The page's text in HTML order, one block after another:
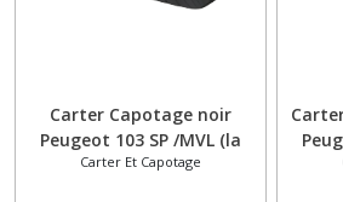
Carter Capotage noir
Peugeot 103 SP /MVL (la
paire)
Carter Et Capotage